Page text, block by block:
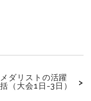
ダリストの活躍
（大会1日-3日）
>